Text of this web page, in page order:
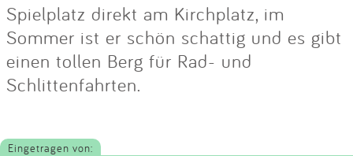
Spielplatz direkt am Kirchplatz, im
Sommer ist er schön schattig und es gibt
einen tollen Berg für Rad- und
Schlittenfahrten.
Eingetragen von: